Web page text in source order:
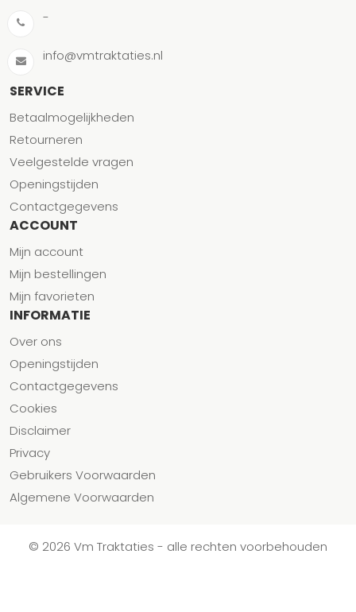
-
info@vmtraktaties.nl
SERVICE
Betaalmogelijkheden
Retourneren
Veelgestelde vragen
Openingstijden
Contactgegevens
ACCOUNT
Mijn account
Mijn bestellingen
Mijn favorieten
INFORMATIE
Over ons
Openingstijden
Contactgegevens
Cookies
Disclaimer
Privacy
Gebruikers Voorwaarden
Algemene Voorwaarden
© 2026 Vm Traktaties - alle rechten voorbehouden